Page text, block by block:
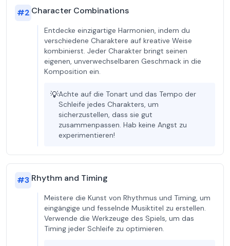
#2 Character Combinations
Entdecke einzigartige Harmonien, indem du
verschiedene Charaktere auf kreative Weise
kombinierst. Jeder Charakter bringt seinen
eigenen, unverwechselbaren Geschmack in die
Komposition ein.
💡Achte auf die Tonart und das Tempo der
Schleife jedes Charakters, um
sicherzustellen, dass sie gut
zusammenpassen. Hab keine Angst zu
experimentieren!
#3 Rhythm and Timing
Meistere die Kunst von Rhythmus und Timing, um
eingängige und fesselnde Musiktitel zu erstellen.
Verwende die Werkzeuge des Spiels, um das
Timing jeder Schleife zu optimieren.